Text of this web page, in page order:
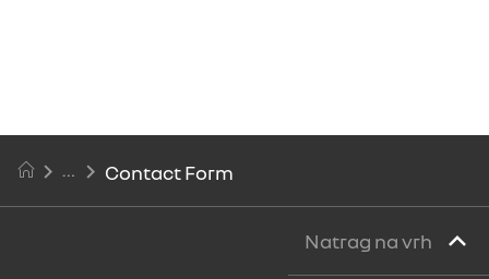
Contact Form
Natrag na vrh